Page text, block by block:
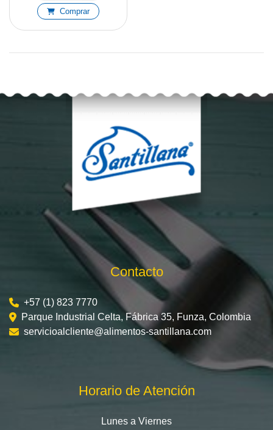
Comprar
Contacto
+57 (1) 823 7770
Parque Industrial Celta, Fábrica 35, Funza, Colombia
servicioalcliente@alimentos-santillana.com
Horario de Atención
Lunes a Viernes